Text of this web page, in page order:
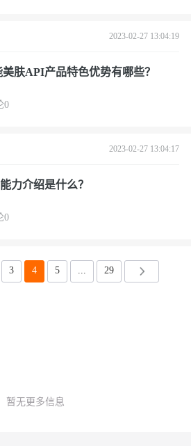
2023-02-27 13:04:19
肤API产品特色优势有哪些？
0
2023-02-27 13:04:17
力介绍是什么？
0
3 4 5 ... 29
暂无更多信息